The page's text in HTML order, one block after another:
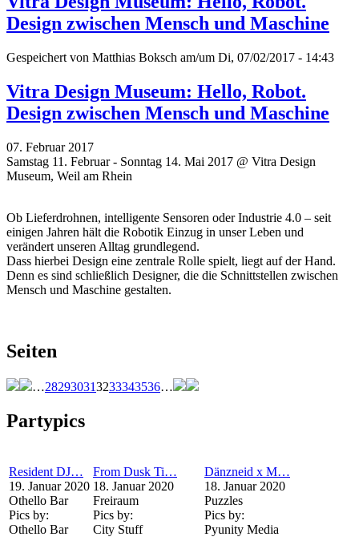
Design zwischen Mensch und Maschine
Gespeichert von Matthias Boksch am/um Di, 07/02/2017 - 14:43
Vitra Design Museum: Hello, Robot.
Design zwischen Mensch und Maschine
07. Februar 2017
Samstag 11. Februar - Sonntag 14. Mai 2017 @ Vitra Design
Museum, Weil am Rhein
Ob Lieferdrohnen, intelligente Sensoren oder Industrie 4.0 – seit
einigen Jahren hält die Robotik Einzug in unser Leben und
verändert unseren Alltag grundlegend.
Dass hierbei Design eine zentrale Rolle spielt, liegt auf der Hand.
Denn es sind schließlich Designer, die die Schnittstellen zwischen
Mensch und Maschine gestalten.
Seiten
…282930313233343536…
Partypics
Resident DJ…
19. Januar 2020
Othello Bar
Pics by:
Othello Bar
From Dusk Ti…
18. Januar 2020
Freiraum
Pics by:
City Stuff
Dänzneid x M…
18. Januar 2020
Puzzles
Pics by:
Pyunity Media